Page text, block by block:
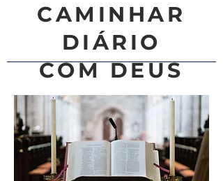
CAMINHAR
DIÁRIO
COM DEUS